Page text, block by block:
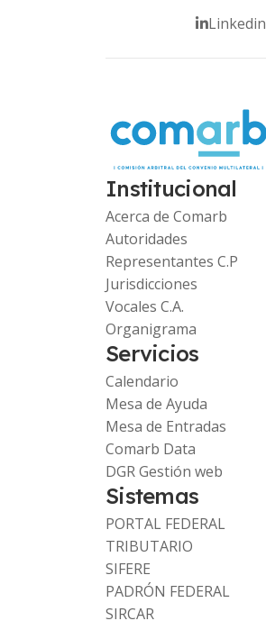
Linkedin
Institucional
Acerca de Comarb
Autoridades
Representantes C.P
Jurisdicciones
Vocales C.A.
Organigrama
Servicios
Calendario
Mesa de Ayuda
Mesa de Entradas
Comarb Data
DGR Gestión web
Sistemas
PORTAL FEDERAL
TRIBUTARIO
SIFERE
PADRÓN FEDERAL
SIRCAR